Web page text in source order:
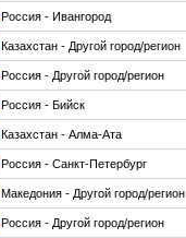
Россия - Ивангород
Казахстан - Другой город/регион
Россия - Другой город/регион
Россия - Бийск
Казахстан - Алма-Ата
Россия - Санкт-Петербург
Македония - Другой город/регион
Россия - Другой город/регион